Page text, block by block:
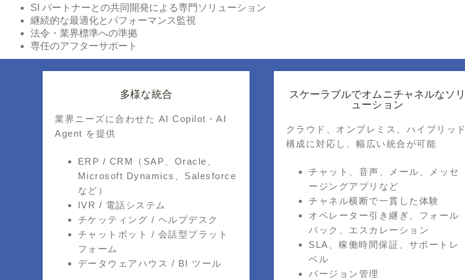
SI パートナーとの共同開発による専門ソリューション
継続的な最適化とパフォーマンス監視
法令・業界標準への準拠
専任のアフターサポート
多様な統合
業界ニーズに合わせた AI Copilot・AI
Agent を提供
ERP / CRM（SAP、Oracle、
Microsoft Dynamics、Salesforce
など）
IVR / 電話システム
チケッティング / ヘルプデスク
チャットボット / 会話型プラット
フォーム
データウェアハウス / BI ツール
スケーラブルでオムニチャネルなソリ
ューション
クラウド、オンプレミス、ハイブリッド
構成に対応し、幅広い統合が可能
チャット、音声、メール、メッセ
ージングアプリなど
チャネル横断で一貫した体験
オペレーター引き継ぎ、フォール
バック、エスカレーション
SLA、稼働時間保証、サポートレ
ベル
バージョン管理